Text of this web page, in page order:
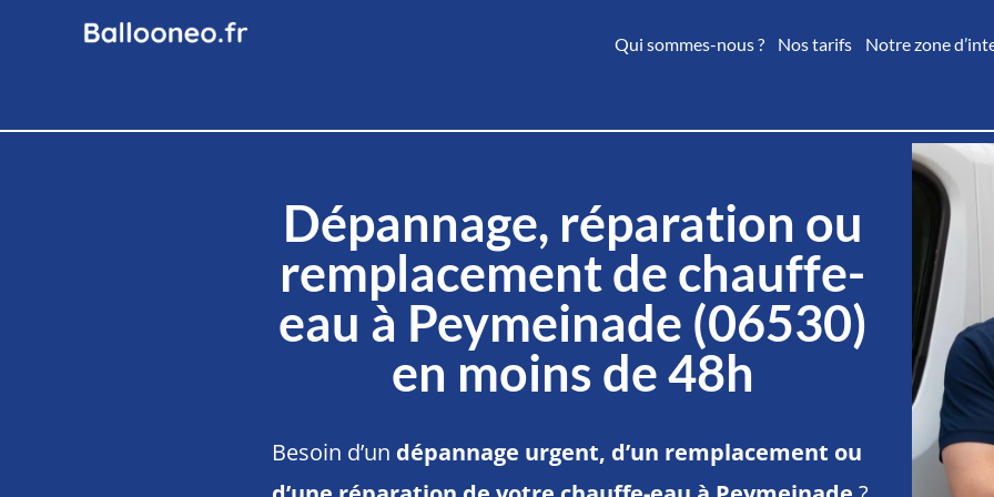
Qui sommes-nous ? Nos tarifs Notre zone
Dépannage, réparation ou
remplacement de chauffe-
eau à Peymeinade (06530)
en moins de 48h
Besoin d’un dépannage urgent, d’un remplacement ou